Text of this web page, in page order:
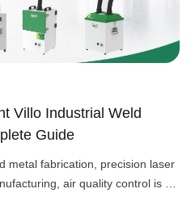
Villo Industrial Weld
Guide
metal fabrication, precision laser
air quality control is an